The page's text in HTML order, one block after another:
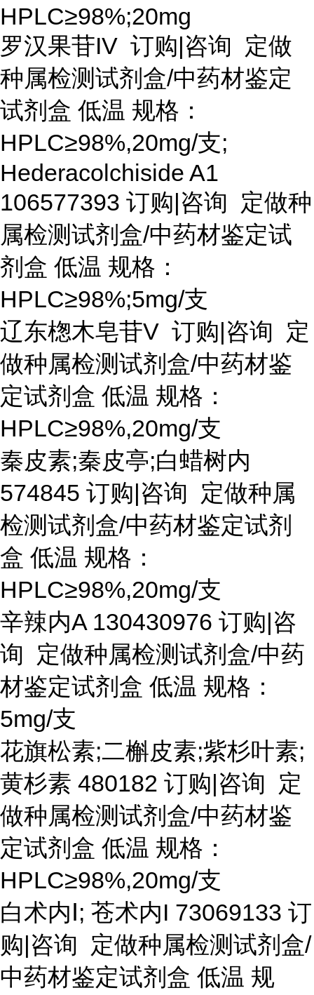
HPLC≥98%;20mg
罗汉果苷IV 订购|咨询 定做
种属检测试剂盒/中药材鉴定
试剂盒 低温 规格：
HPLC≥98%,20mg/支;
Hederacolchiside A1
106577393 订购|咨询 定做种
属检测试剂盒/中药材鉴定试
剂盒 低温 规格：
HPLC≥98%;5mg/支
辽东楤木皂苷V 订购|咨询 定
做种属检测试剂盒/中药材鉴
定试剂盒 低温 规格：
HPLC≥98%,20mg/支
秦皮素;秦皮亭;白蜡树内
574845 订购|咨询 定做种属
检测试剂盒/中药材鉴定试剂
盒 低温 规格：
HPLC≥98%,20mg/支
辛辣内A 130430976 订购|咨
询 定做种属检测试剂盒/中药
材鉴定试剂盒 低温 规格：
5mg/支
花旗松素;二槲皮素;紫杉叶素;
黄杉素 480182 订购|咨询 定
做种属检测试剂盒/中药材鉴
定试剂盒 低温 规格：
HPLC≥98%,20mg/支
白术内Ⅰ; 苍术内I 73069133 订
购|咨询 定做种属检测试剂盒/
中药材鉴定试剂盒 低温 规